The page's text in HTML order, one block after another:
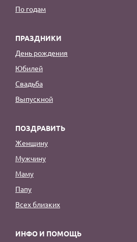
По годам
ПРАЗДНИКИ
День рождения
Юбилей
Свадьба
Выпускной
ПОЗДРАВИТЬ
Женщину
Мужчину
Маму
Папу
Всех близких
ИНФО И ПОМОЩЬ